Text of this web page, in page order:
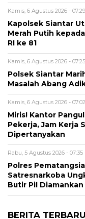
Kamis, 6 Agustus 2026 - 07:29
Kapolsek Siantar
Merah Putih
RI ke 81
Kamis, 6 Agustus 2026 - 07:25
Polsek Siantar
Masalah Abang
Kamis, 6 Agustus 2026 - 07:02
Miris! Kantor
Pekerja, Jam Kerja
Dipertanyakan
Rabu, 5 Agustus 2026 - 07:35
Polres
Satresnarkoba
Butir Pil Diamankan
BERITA TERBARU